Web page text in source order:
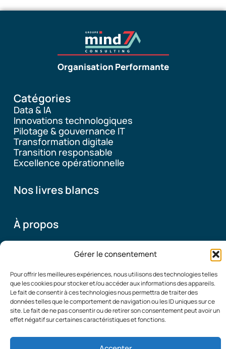
Gérer le consentement
Pour offrir les meilleures expériences, nous utilisons des technologies telles
que les cookies pour stocker et/ou accéder aux informations des appareils.
Le fait de consentir à ces technologies nous permettra de traiter des
données telles que le comportement de navigation ou les ID uniques sur ce
site. Le fait de ne pas consentir ou de retirer son consentement peut avoir un
effet négatif sur certaines caractéristiques et fonctions.
Organisation Performante
Catégories
Data & IA
Innovations technologiques
Pilotage & gouvernance IT
Transformation digitale
Transition responsable
Excellence opérationnelle
Nos livres blancs
À propos
Pourquoi ce blog
Mentions Légales|Politique de confidentialité|
Contact
© 2026
Organisation